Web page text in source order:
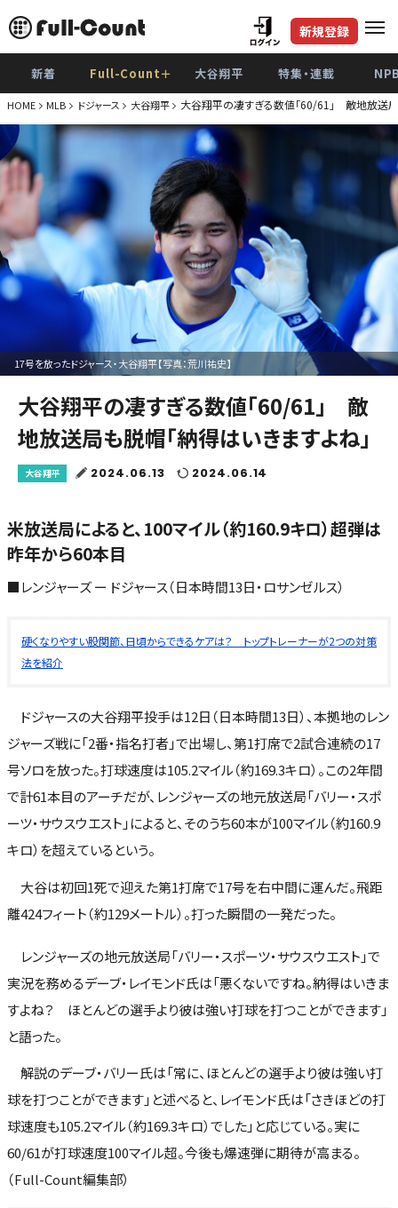
新規登録
新着 Full-Count＋ 大谷翔平 特集・連載
HOME MLB ドジャース 大谷翔平 大谷翔平の凄すぎる数値「60/61」 敵地放送局
17号を放ったドジャース・大谷翔平【写真：荒川祐史】
大谷翔平の凄すぎる数値「60/61」 敵
地放送局も脱帽「納得はいきますよね」
大谷翔平 2024.06.13 2024.06.14
米放送局によると、100マイル（約160.9キロ）超弾は
昨年から60本目
■レンジャーズ ー ドジャース（日本時間13日・ロサンゼルス）
硬くなりやすい股関節、日頃からできるケアは？ トップトレーナーが2つの対策
法を紹介
ドジャースの大谷翔平投手は12日（日本時間13日）、本拠地のレン
ジャーズ戦に「2番・指名打者」で出場し、第1打席で2試合連続の17
号ソロを放った。打球速度は105.2マイル（約169.3キロ）。この2年間
で計61本目のアーチだが、レンジャーズの地元放送局「バリー・スポ
ーツ・サウスウエスト」によると、そのうち60本が100マイル（約160.9
キロ）を超えているという。
大谷は初回1死で迎えた第1打席で17号を右中間に運んだ。飛距
離424フィート（約129メートル）。打った瞬間の一発だった。
レンジャーズの地元放送局「バリー・スポーツ・サウスウエスト」で
実況を務めるデーブ・レイモンド氏は「悪くないですね。納得はいきま
すよね？ ほとんどの選手より彼は強い打球を打つことができます」
と語った。
解説のデーブ・バリー氏は「常に、ほとんどの選手より彼は強い打
球を打つことができます」と述べると、レイモンド氏は「さきほどの打
球速度も105.2マイル（約169.3キロ）でした」と応じている。実に
60/61が打球速度100マイル超。今後も爆速弾に期待が高まる。
（Full-Count編集部）